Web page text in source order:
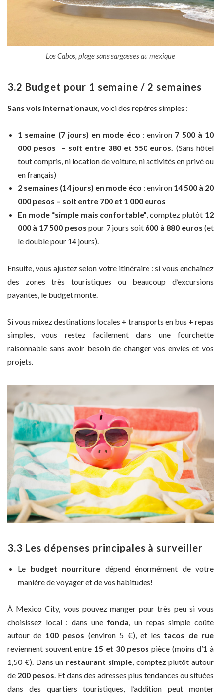
Los Cabos, plage sans sargasses au mexique
3.2 Budget pour 1 semaine / 2 semaines
Sans vols internationaux , voici des repères simples :
1 semaine (7 jours) en mode éco : environ 7 500 à 10
000 pesos – soit entre 380 et 550 euros. (Sans hôtel
tout compris, ni location de voiture, ni activités en privé ou
en français)
2 semaines (14 jours) en mode éco : environ 14 500 à 20
000 pesos – soit entre 700 et 1 000 euros
En mode “simple mais confortable”, comptez plutôt 12
000 à 17 500 pesos pour 7 jours soit 600 à 880 euros (et
le double pour 14 jours).
Ensuite, vous ajustez selon votre itinéraire : si vous enchaînez
des zones très touristiques ou beaucoup d’excursions
payantes, le budget monte.
Si vous mixez destinations locales + transports en bus + repas
simples, vous restez facilement dans une fourchette
raisonnable sans avoir besoin de changer vos envies et vos
projets.
3.3 Les dépenses principales à surveiller
Le budget nourriture dépend énormément de votre
manière de voyager et de vos habitudes!
À Mexico City, vous pouvez manger pour très peu si vous
choisissez local : dans une fonda, un repas simple coûte
autour de 100 pesos (environ 5 €), et les tacos de rue
reviennent souvent entre 15 et 30 pesos pièce (moins d’1 à
1,50 €). Dans un restaurant simple, comptez plutôt autour
de 200 pesos. Et dans des adresses plus tendances ou situées
dans des quartiers touristiques, l’addition peut monter